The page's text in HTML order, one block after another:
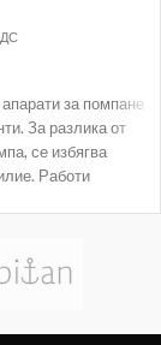
за помпане
За разлика от
се избягва
Работи